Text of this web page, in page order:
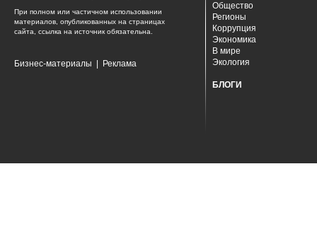
При полном или частичном использовании
материалов, опубликованных на страницах
сайта, ссылка на источник обязательна.
Бизнес-материалы Реклама
Общество
Регионы
Коррупция
Экономика
В мире
Экология
БЛОГИ